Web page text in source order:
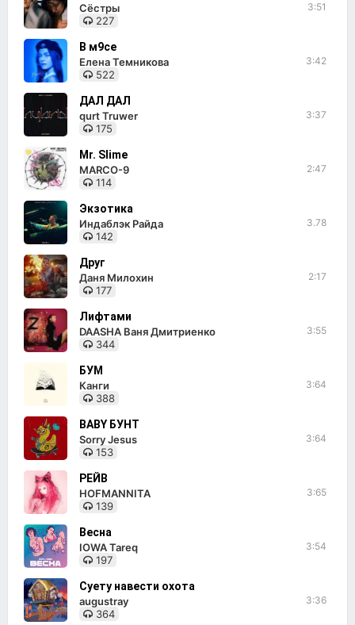
Сёстры
227
3:51
В м9се
Елена Темникова
522
3:42
ДАЛ ДАЛ
qurt Truwer
175
3:37
Mr. Slime
MARCO-9
114
2:47
Экзотика
Индаблэк Райда
142
3.78
Друг
Даня Милохин
177
2:17
Лифтами
DAASHA Ваня Дмитриенко
344
3:55
БУМ
Канги
388
3:64
BABY БУНТ
Sorry Jesus
153
3:64
РЕЙВ
HOFMANNITA
139
3:65
Весна
IOWA Tareq
197
3:54
Суету навести охота
augustray
364
3:36